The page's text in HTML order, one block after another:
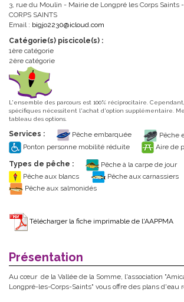
3, rue du Moulin - Mairie de Longpré les Corps Saints -
CORPS SAINTS
Email : bigjo2230@icloud.com
Catégorie(s) piscicole(s) :
1ère catégorie
2ère catégorie
L'ensemble des parcours est 100% réciprocitaire.
spécifiques nécessitent l'achat d'option supplémentaire.
tableau des options.
Services : Pêche embarquée
Pêche
Ponton personne mobilité réduite
Aire de
Types de pêche :
Pêche à la carpe de jour
Pêche aux blancs
Pêche aux carnassiers
Pêche aux salmonidés
Télécharger la fiche imprimable de l'AAPPMA
Présentation
Au cœur de la Vallée de la Somme, l'association
Longpré-les-Corps-Saints" vous offre des plans d'eau